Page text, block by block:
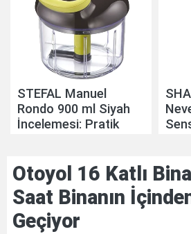
STEFAL Manuel
Rondo 900 ml Siyah
İncelemesi: Pratik
Otoyol 16 Katlı
Saat Binanın
Geçiyor